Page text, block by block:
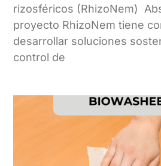
rizosféricos (RhizoNem)
proyecto RhizoNem tiene
desarrollar soluciones
control de